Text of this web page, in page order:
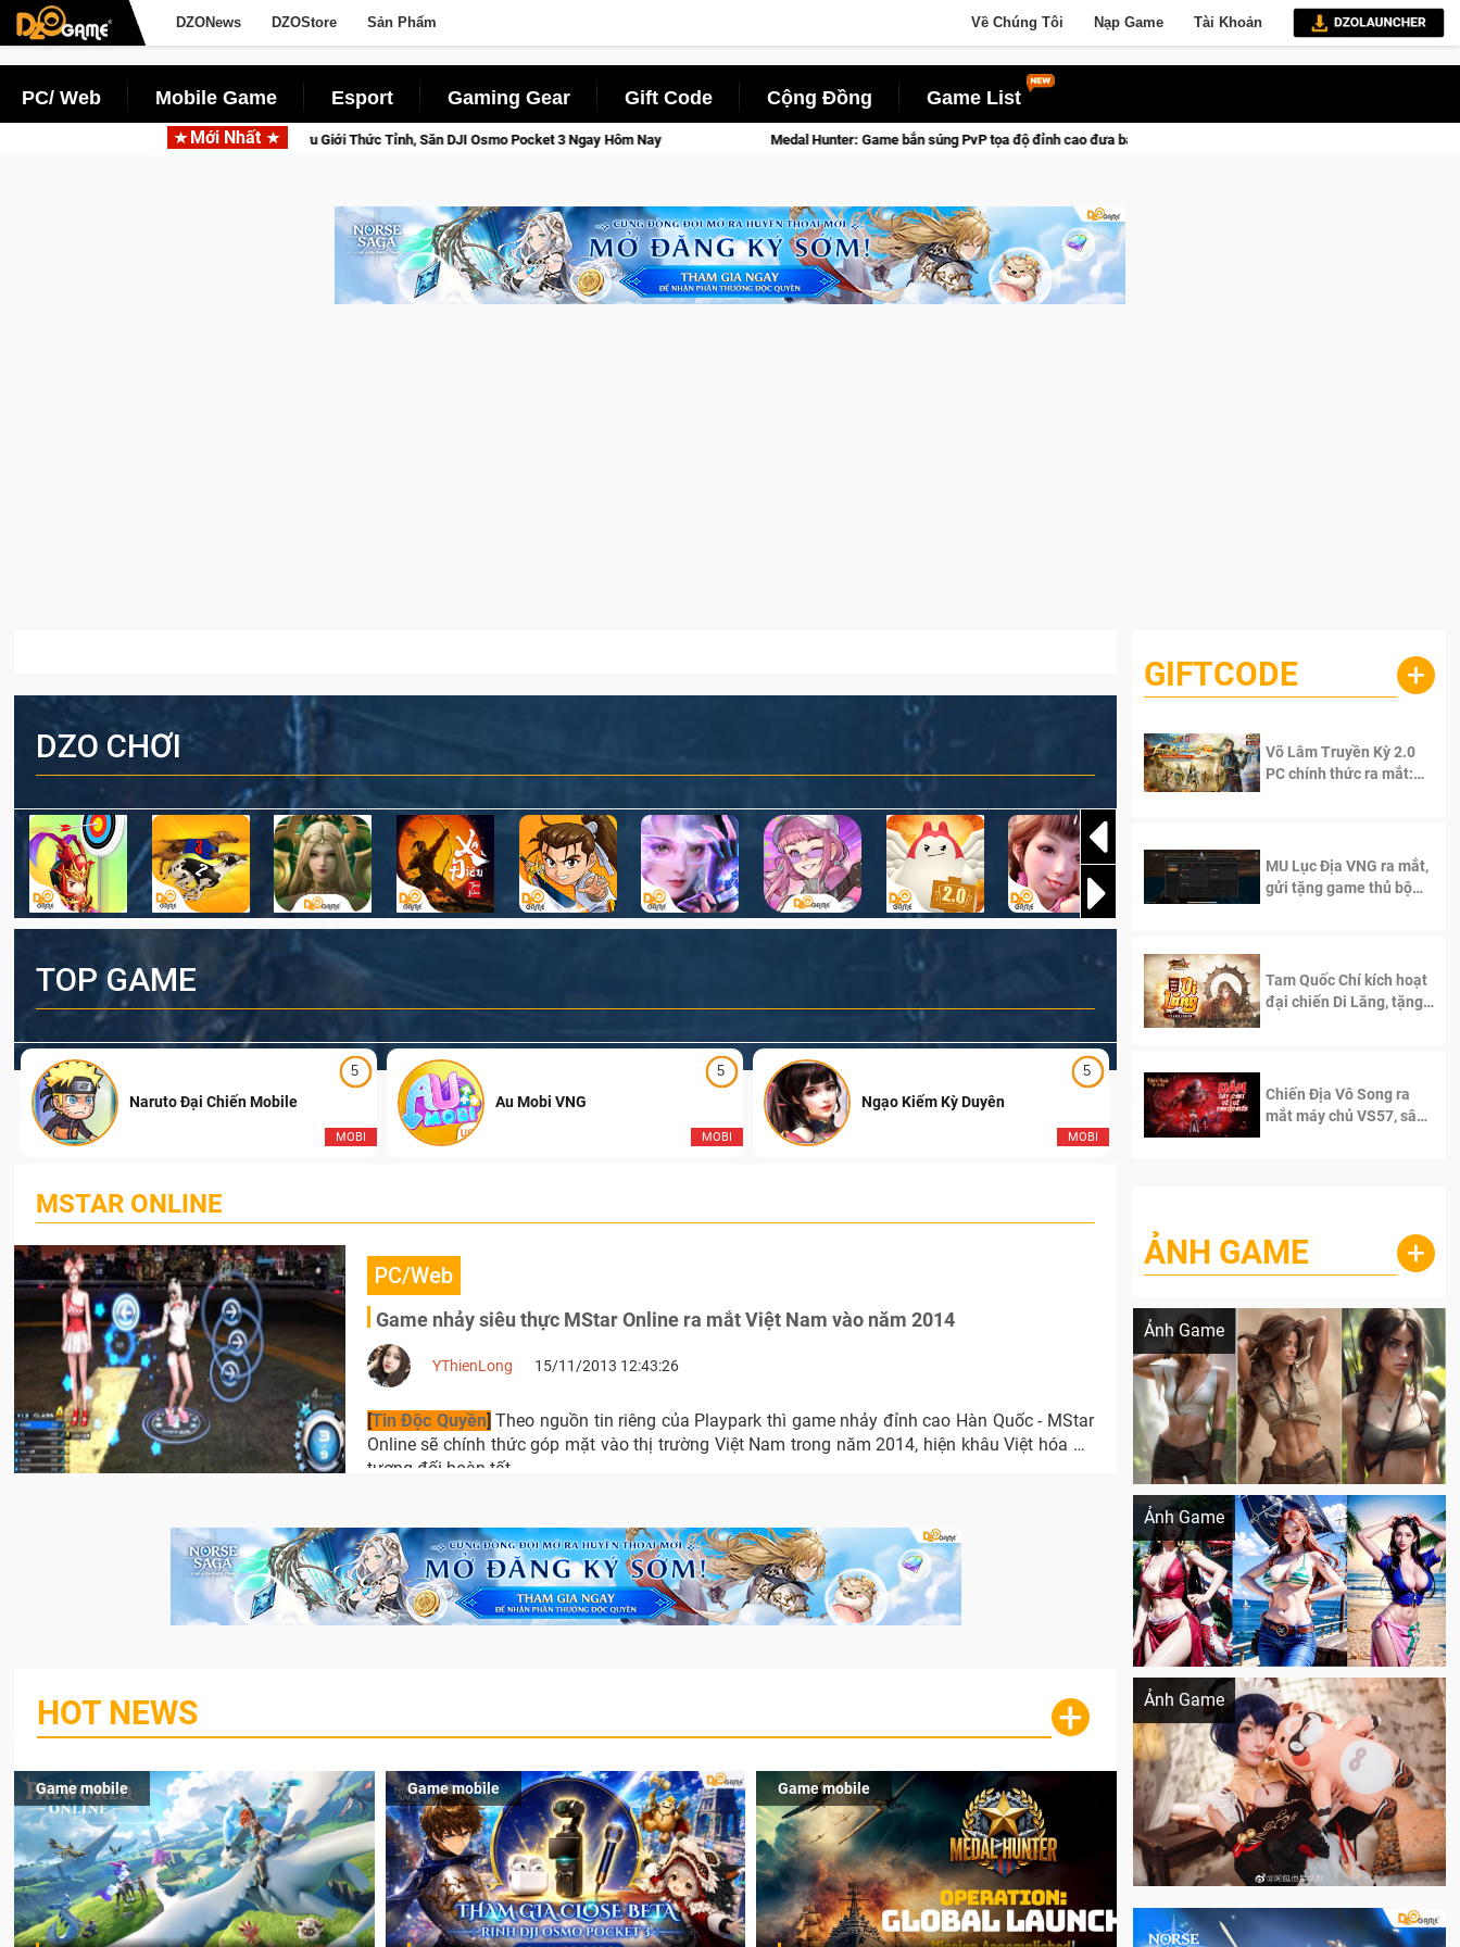
DZONews DZOStore Sản Phẩm Về Chúng Tôi Nạp Game Tài Khoản
PC/ Web Mobile Game Esport Gaming Gear Gift Code Cộng Đồng Game List
Mới Nhất
Beta Norse Saga: Cửu Giới Thức Tỉnh, Săn DJI Osmo Pocket 3 Ngay Hôm Nay Medal Hunter: Game bắn súng PvP tọa độ đỉnh cao đưa bạn vào các chiến dịch lịch sử khốc liệt
DZO CHƠI
TOP GAME
5
MOBI
Naruto Đại Chiến Mobile
5
MOBI
Au Mobi VNG
5
MOBI
Ngạo Kiếm Kỳ Duyên Ngạo Thiên Mobile
MSTAR ONLINE
PC/Web
Game nhảy siêu thực MStar Online ra mắt Việt Nam vào năm 2014
YThienLong 15/11/2013 12:43:26
[Tin Độc Quyền] Theo nguồn tin riêng của Playpark thì game nhảy đỉnh cao Hàn Quốc - MStar
Online sẽ chính thức góp mặt vào thị trường Việt Nam trong năm 2014, hiện khâu Việt hóa đã
tương đối hoàn tất.
HOT NEWS +
Game mobile Game mobile Game mobile
GIFTCODE +
Võ Lâm Truyền Kỳ 2.0
PC chính thức ra mắt:
MU Lục Địa VNG ra mắt,
gửi tặng game thủ bộ
Tam Quốc Chí kích hoạt
đại chiến Di Lăng, tặng
Chiến Địa Vô Song ra
mắt máy chủ VS57, sân
ẢNH GAME +
Ảnh Game
Lala Croft vừa nóng vừa xinh dưới nét vẽ
Ảnh Game
Khi AI Cosplay gái đẹp One Piece
Ảnh Game
Cosplay Xiangling siêu cute